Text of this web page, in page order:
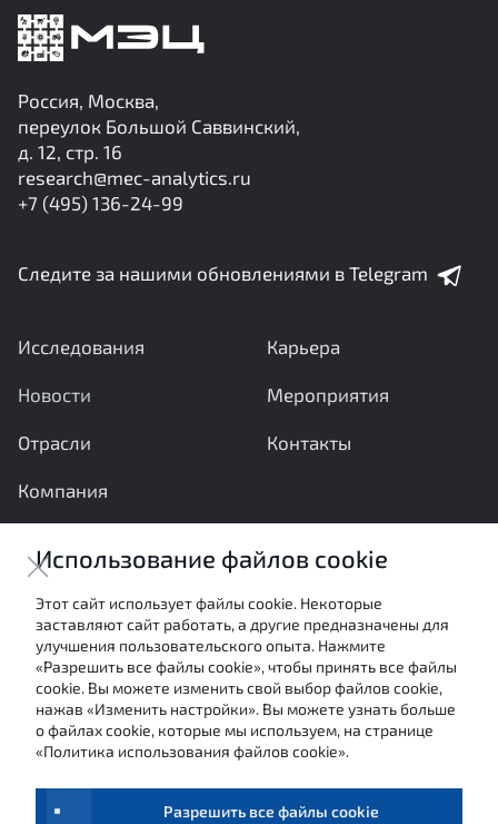
Россия, Москва,
переулок Большой Саввинский,
д. 12, стр. 16
research@mec-analytics.ru
+7 (495) 136-24-99
Следите за нашими обновлениями в Telegram
Исследования
Новости
Отрасли
Компания
Карьера
Мероприятия
Контакты
Отправить сообщение
Настоящие материалы являются собственностью
АНО «Межотраслевой экспертный центр» и не могут
быть использованы в каких-либо целях (в том числе
посредством цитирования или ссылки в средствах
массовой информации) без письменного согласия
авторов.
Обработка персональных данных
Использование файлов cookie
Этот сайт использует файлы cookie. Некоторые
заставляют сайт работать, а другие предназначены для
улучшения пользовательского опыта. Нажмите
«Разрешить все файлы cookie», чтобы принять все файлы
cookie. Вы можете изменить свой выбор файлов cookie,
нажав «Изменить настройки». Вы можете узнать больше
о файлах cookie, которые мы используем, на странице
«Политика использования файлов cookie».
Разрешить все файлы cookie